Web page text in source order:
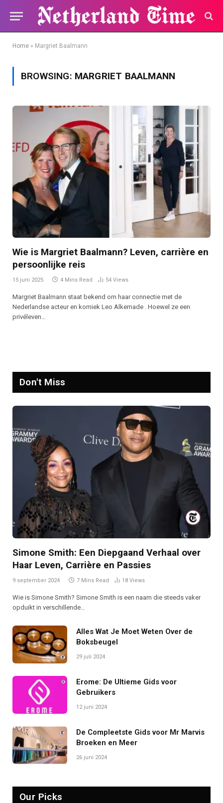
Home » Margriet Baalmann
BROWSING: MARGRIET BAALMANN
Wie is Margriet Baalmann? Leven, carrière en
persoonlijke reis
15 juni 2025 4 Mins Read 54 Views
Margriet Baalmann staat bekend om haar connectie met de
Nederlandse acteur en komiek Leo Alkemade . Hoewel ze een
privéleven…
Don't Miss
Simone Smith: Een Diepgaand Verhaal over
Haar Leven, Carrière en Passies
9 september 2024 7 Mins Read 18 Views
Wie is Simone Smith? Simone Smith is een naam die steeds vaker
opduikt in verschillende…
Alles Wat Je Moet Weten Over de
Boksbeugel
29 juli 2024
Erome: De Ultieme Gids voor
Gebruikers
12 juni 2024
De Compleetste Gids voor Mr Marvis
Broeken en Meer
26 juni 2024
Our Picks